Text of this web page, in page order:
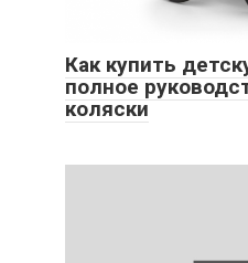
Как купить
полное
коляски